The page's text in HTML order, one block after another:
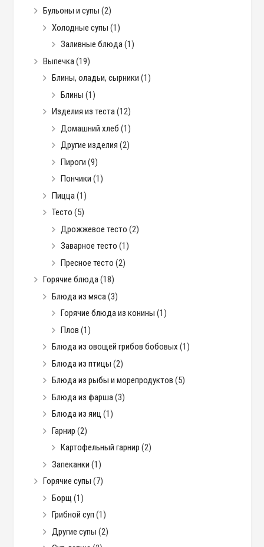
Бульоны и супы (2)
Холодные супы (1)
Заливные блюда(1)
Выпечка(19)
Блины, оладьи, сырники (1)
Блины (1)
Изделия из теста(12)
Домашний хлеб (1)
Другие изделия (2)
Пироги (9)
Пончики (1)
Пицца(1)
Тесто (5)
Дрожжевое тесто (2)
Заварное тесто (1)
Пресное тесто (2)
Горячие блюда(18)
Блюда из мяса(3)
Горячие блюда из конины (1)
Плов (1)
Блюда из овощей грибов бобовых (1)
Блюда из птицы (2)
Блюда из рыбы и морепродуктов (5)
Блюда из фарша(3)
Блюда из яиц (1)
Гарнир (2)
Картофельный гарнир (2)
Запеканки (1)
Горячие супы (7)
Борщ (1)
Грибной суп (1)
Другие супы (2)